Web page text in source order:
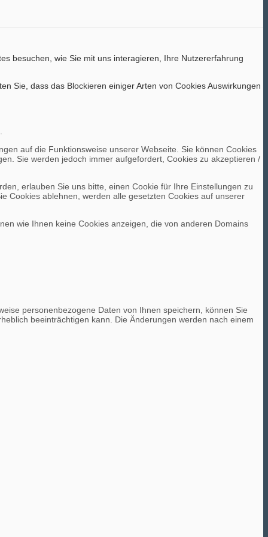
besuchen, wie Sie mit uns interagieren, Ihre Nutzererfahrung
Sie, dass das Blockieren einiger Arten von Cookies Auswirkungen
auf die Funktionsweise unserer Webseite. Sie können Cookies
Sie werden jedoch immer aufgefordert, Cookies zu akzeptieren /
erlauben Sie uns bitte, einen Cookie für Ihre Einstellungen zu
Cookies ablehnen, werden alle gesetzten Cookies auf unserer
wie Ihnen keine Cookies anzeigen, die von anderen Domains
personenbezogene Daten von Ihnen speichern, können Sie
beeinträchtigen kann. Die Änderungen werden nach einem